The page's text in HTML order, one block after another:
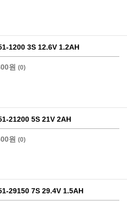
1200 3S 12.6V 1.2AH
원 (0)
21200 5S 21V 2AH
원 (0)
29150 7S 29.4V 1.5AH